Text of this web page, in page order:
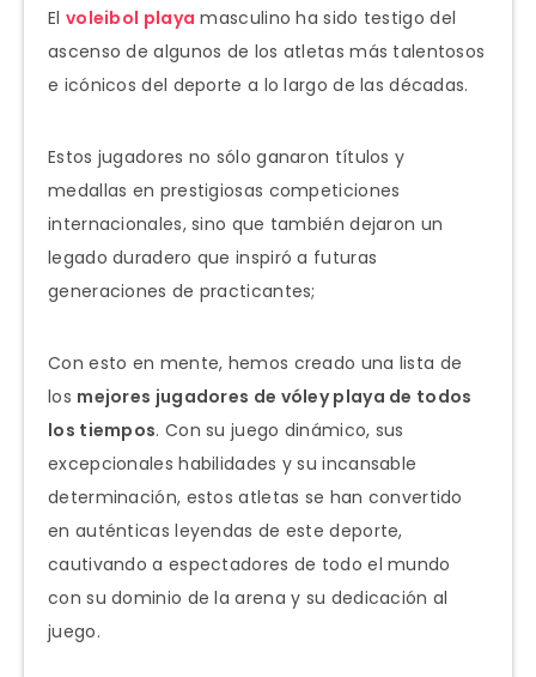
El voleibol playa masculino ha sido testigo del
ascenso de algunos de los atletas más talentosos
e icónicos del deporte a lo largo de las décadas.
Estos jugadores no sólo ganaron títulos y
medallas en prestigiosas competiciones
internacionales, sino que también dejaron un
legado duradero que inspiró a futuras
generaciones de practicantes;
Con esto en mente, hemos creado una lista de
los mejores jugadores de vóley playa de todos
los tiempos. Con su juego dinámico, sus
excepcionales habilidades y su incansable
determinación, estos atletas se han convertido
en auténticas leyendas de este deporte,
cautivando a espectadores de todo el mundo
con su dominio de la arena y su dedicación al
juego.